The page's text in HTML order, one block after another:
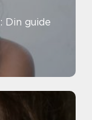
Din guide